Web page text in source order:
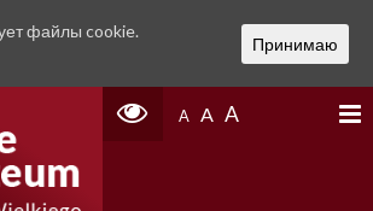
A A A
файлы cookie.
Принимаю